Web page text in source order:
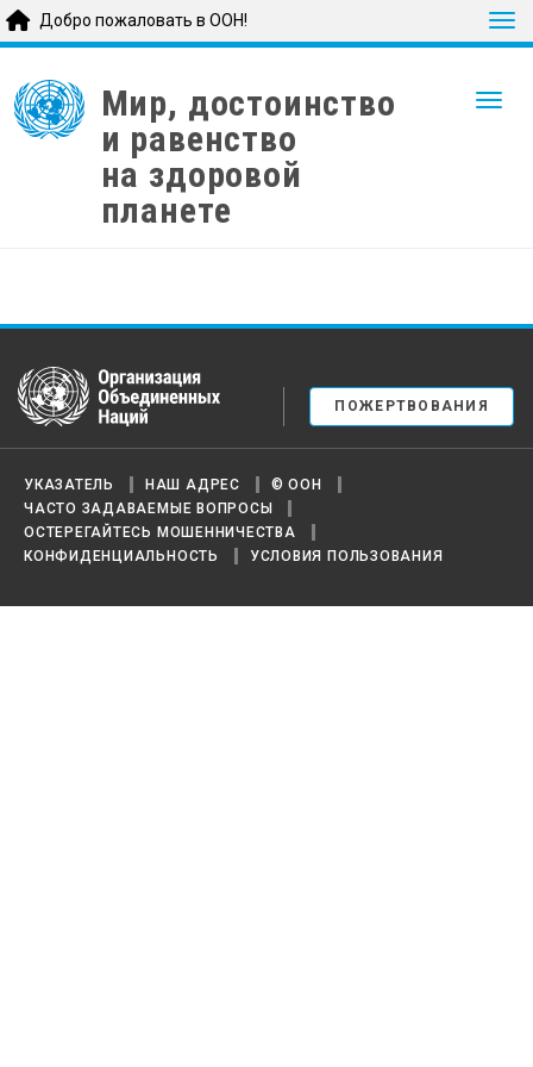
main
content
Добро пожаловать в ООН!
Мир, достоинство
и равенство
на здоровой
планете
United Nations
ПОЖЕРТВОВАНИЯ
УКАЗАТЕЛЬ НАШ АДРЕС
© ООН
ЧАСТО ЗАДАВАЕМЫЕ ВОПРОСЫ
ОСТЕРЕГАЙТЕСЬ МОШЕННИЧЕСТВА
КОНФИДЕНЦИАЛЬНОСТЬ
УСЛОВИЯ ПОЛЬЗОВАНИЯ